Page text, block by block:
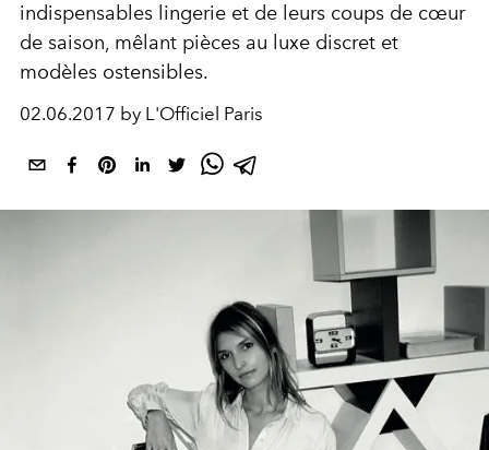
indispensables lingerie et de leurs coups de cœur
de saison, mêlant pièces au luxe discret et
modèles ostensibles.
02.06.2017 by L'Officiel Paris